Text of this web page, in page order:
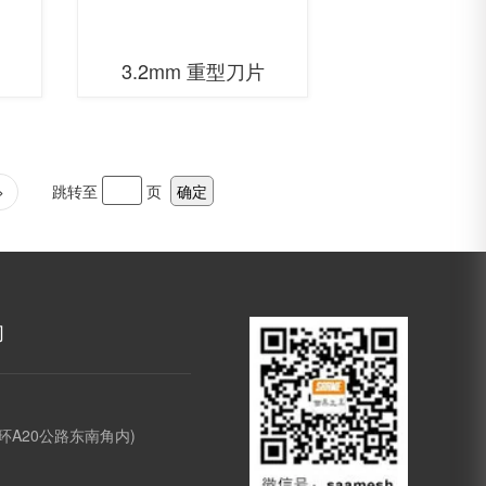
3.2mm 重型刀片
跳转至 页 确定
A20公路东南角内)